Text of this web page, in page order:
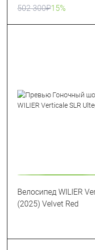
502 300₽15%
Велосипед WILIER
(2025) Velvet Red